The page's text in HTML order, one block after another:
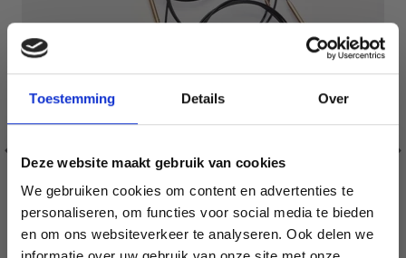
Toestemming Details Over
Deze website maakt gebruik van cookies
We gebruiken cookies om content en advertenties te
personaliseren, om functies voor social media te bieden
en om ons websiteverkeer te analyseren. Ook delen we